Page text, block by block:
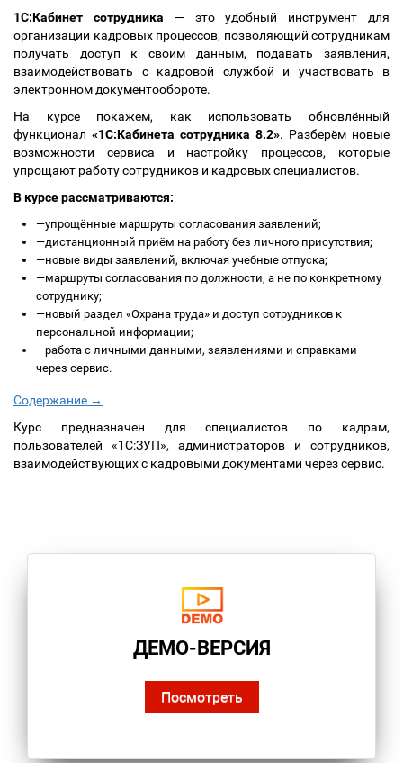
1С:Кабинет сотрудника — это удобный инструмент для
организации кадровых процессов, позволяющий сотрудникам
получать доступ к своим данным, подавать заявления,
взаимодействовать с кадровой службой и участвовать в
электронном документообороте.
На курсе покажем, как использовать обновлённый
функционал «1С:Кабинета сотрудника 8.2». Разберём новые
возможности сервиса и настройку процессов, которые
упрощают работу сотрудников и кадровых специалистов.
В курсе рассматриваются:
—упрощённые маршруты согласования заявлений;
—дистанционный приём на работу без личного присутствия;
—новые виды заявлений, включая учебные отпуска;
—маршруты согласования по должности, а не по конкретному
сотруднику;
—новый раздел «Охрана труда» и доступ сотрудников к
персональной информации;
—работа с личными данными, заявлениями и справками
через сервис.
Содержание →
Курс предназначен для специалистов по кадрам,
пользователей «1С:ЗУП», администраторов и сотрудников,
взаимодействующих с кадровыми документами через сервис.
ДЕМО-ВЕРСИЯ
Посмотреть